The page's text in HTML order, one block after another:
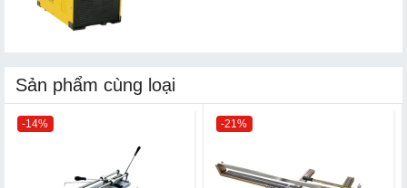
Sản phẩm cùng loại
-14% -21%